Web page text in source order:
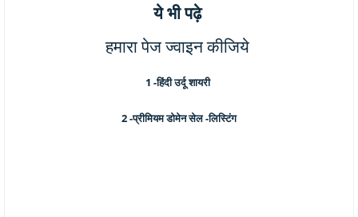
ये भी पढ़े
हमारा पेज ज्वाइन कीजिये
1 -हिंदी उर्दू शायरी
2 -प्रीमियम डोमेन सेल -लिस्टिंग